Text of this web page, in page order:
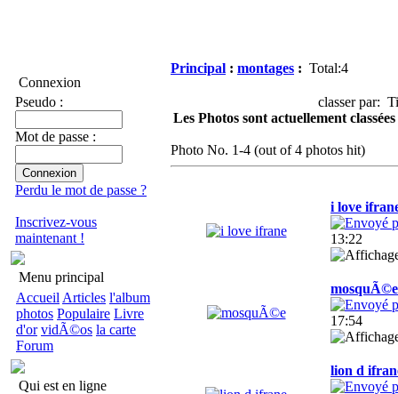
Connexion
Pseudo :
Mot de passe :
Perdu le mot de passe ?
Inscrivez-vous
maintenant !
Menu principal
Accueil Articles l'album
photos Populaire Livre
d'or vidÃ©os la carte
Forum
Qui est en ligne
Principal : montages : Total:4
classer par:
Les Photos sont actuellement
Photo No. 1-4 (out of 4 photos hit)
i love
13:22
mosquÃ©e
17:54
lion d